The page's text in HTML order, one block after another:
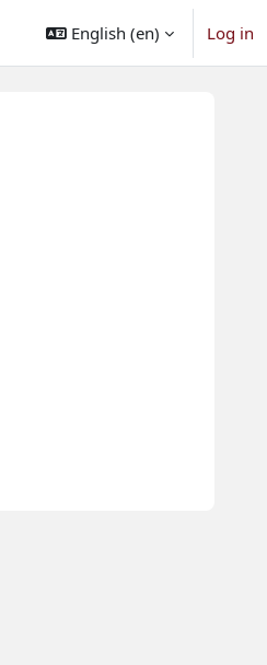
English ‎(en)‎ Log in